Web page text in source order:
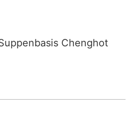
Chenghot